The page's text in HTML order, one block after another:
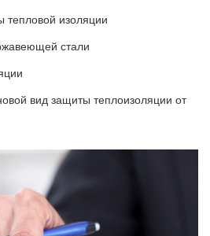
изоляции
стали
вид защиты теплоизоляции от